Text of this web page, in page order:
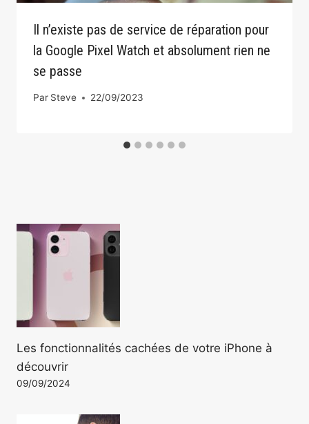
Il n’existe pas de service de réparation pour
la Google Pixel Watch et absolument rien ne
se passe
Par Steve 22/09/2023
Les fonctionnalités cachées de votre iPhone à
découvrir
09/09/2024